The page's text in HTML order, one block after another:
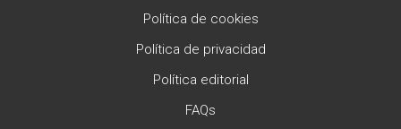
Política de cookies
Política de privacidad
Política editorial
FAQs